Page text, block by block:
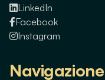
LinkedIn
Facebook
Instagram
Navigazione